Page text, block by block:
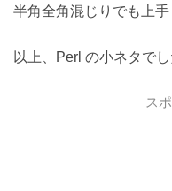
半角全角混じりでも上手
以上、Perl の小ネタでし
ス